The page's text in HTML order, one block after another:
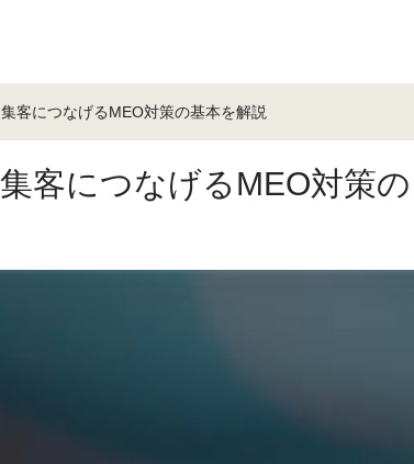
客につなげるMEO対策の基本を解説
客につなげるMEO対策の